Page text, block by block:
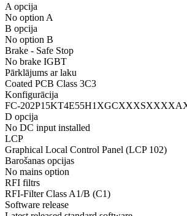
A opcija
No option A
B opcija
No option B
Brake - Safe Stop
No brake IGBT
Pārklājums ar laku
Coated PCB Class 3C3
Konfigurācija
FC-
D opcija
No DC input installed
LCP
Graphical Local Control Panel (LCP 102)
Barošanas opcijas
No mains option
RFI filtrs
RFI-Filter Class A1/B (C1)
Software release